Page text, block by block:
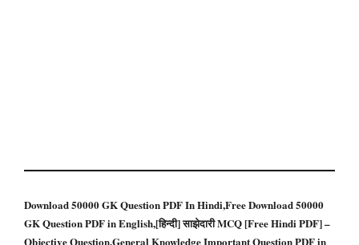
Download 50000 GK Question PDF In Hindi,Free Download 50000
GK Question PDF in English,[हिन्दी] साझेदारी MCQ [Free Hindi PDF] –
Objective Question,General Knowledge Important Question PDF in